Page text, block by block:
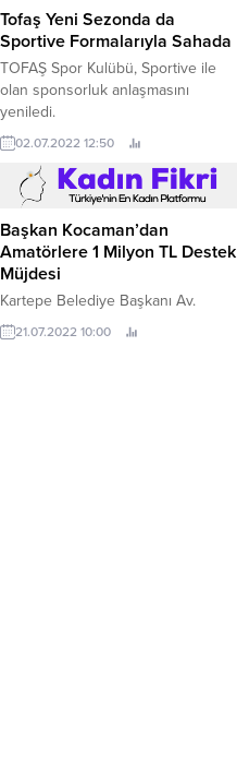
Tofaş Yeni Sezonda da
Sportive Formalarıyla Sahada
TOFAŞ Spor Kulübü, Sportive ile
olan sponsorluk anlaşmasını
yeniledi.
02.07.2022 12:50
Başkan Kocaman’dan
Amatörlere 1 Milyon TL Destek
Müjdesi
Kartepe Belediye Başkanı Av.
21.07.2022 10:00